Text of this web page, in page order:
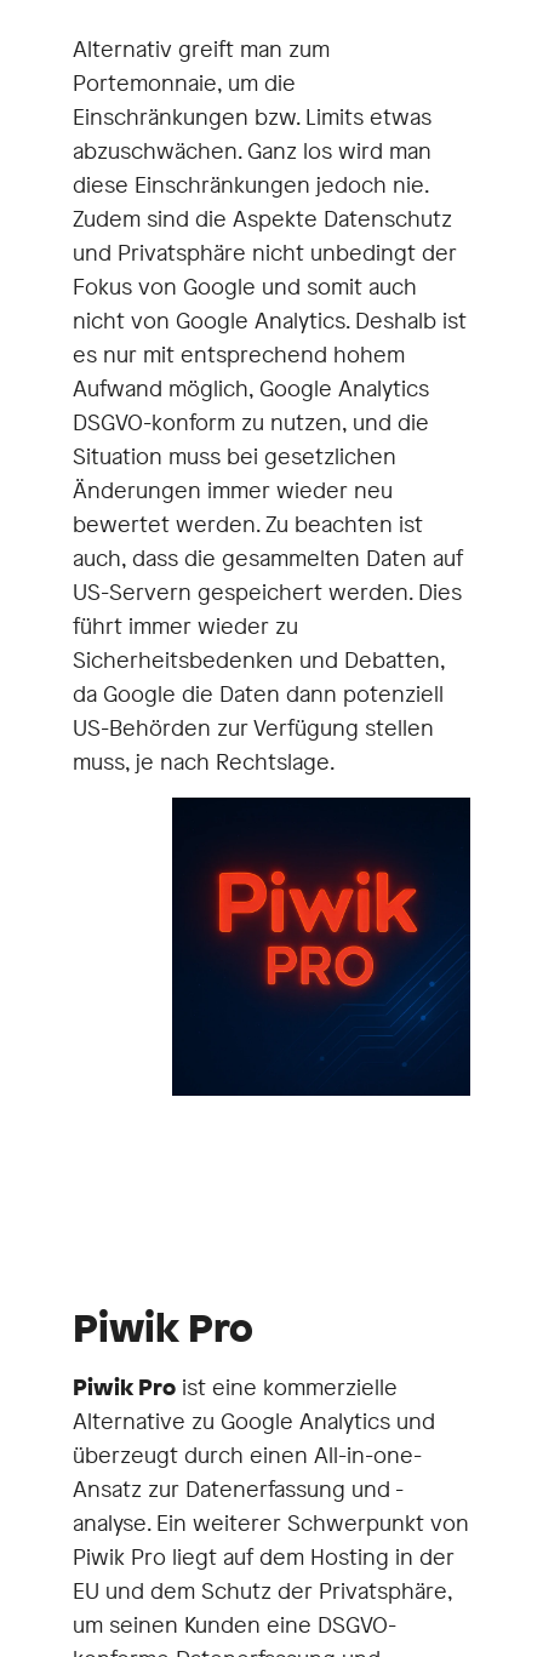
Alternativ greift man zum
Portemonnaie, um die
Einschränkungen bzw. Limits etwas
abzuschwächen. Ganz los wird man
diese Einschränkungen jedoch nie.
Zudem sind die Aspekte Datenschutz
und Privatsphäre nicht unbedingt der
Fokus von Google und somit auch
nicht von Google Analytics. Deshalb ist
es nur mit entsprechend hohem
Aufwand möglich, Google Analytics
DSGVO-konform zu nutzen, und die
Situation muss bei gesetzlichen
Änderungen immer wieder neu
bewertet werden. Zu beachten ist
auch, dass die gesammelten Daten auf
US-Servern gespeichert werden. Dies
führt immer wieder zu
Sicherheitsbedenken und Debatten,
da Google die Daten dann potenziell
US-Behörden zur Verfügung stellen
muss, je nach Rechtslage.
Piwik Pro
Piwik Pro ist eine kommerzielle
Alternative zu Google Analytics und
überzeugt durch einen All-in-one-
Ansatz zur Datenerfassung und -
analyse. Ein weiterer Schwerpunkt von
Piwik Pro liegt auf dem Hosting in der
EU und dem Schutz der Privatsphäre,
um seinen Kunden eine DSGVO-